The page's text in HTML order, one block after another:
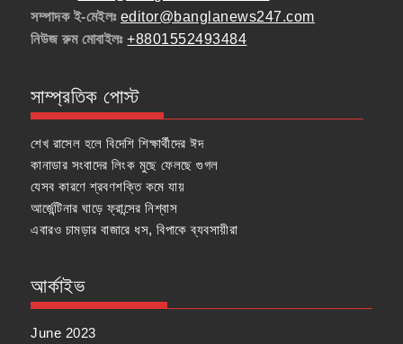
সম্পাদক ই-মেইলঃ editor@banglanews247.com
নিউজ রুম মোবাইলঃ+8801552493484
সাম্প্রতিক পোস্ট
শেখ রাসেল হলে বিদেশি শিক্ষার্থীদের ঈদ
কানাডার সংবাদের লিংক মুছে ফেলছে গুগল
যেসব কারণে শ্রবণশক্তি কমে যায়
আর্জেন্টিনার ঘাড়ে ফ্রান্সের নিশ্বাস
এবারও চামড়ার বাজারে ধস, বিপাকে ব্যবসায়ীরা
আর্কাইভ
June 2023